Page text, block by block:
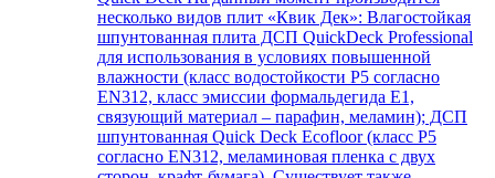
несколько видов плит «Квик Дек»: Влагостойкая
шпунтованная плита ДСП QuickDeck Professional
для использования в условиях повышенной
влажности (класс водостойкости Р5 согласно
EN312, класс эмиссии формальдегида E1,
связующий материал – парафин, меламин); ДСП
шпунтованная Quick Deck Ecofloor (класс Р5
согласно EN312, меламиновая пленка с двух